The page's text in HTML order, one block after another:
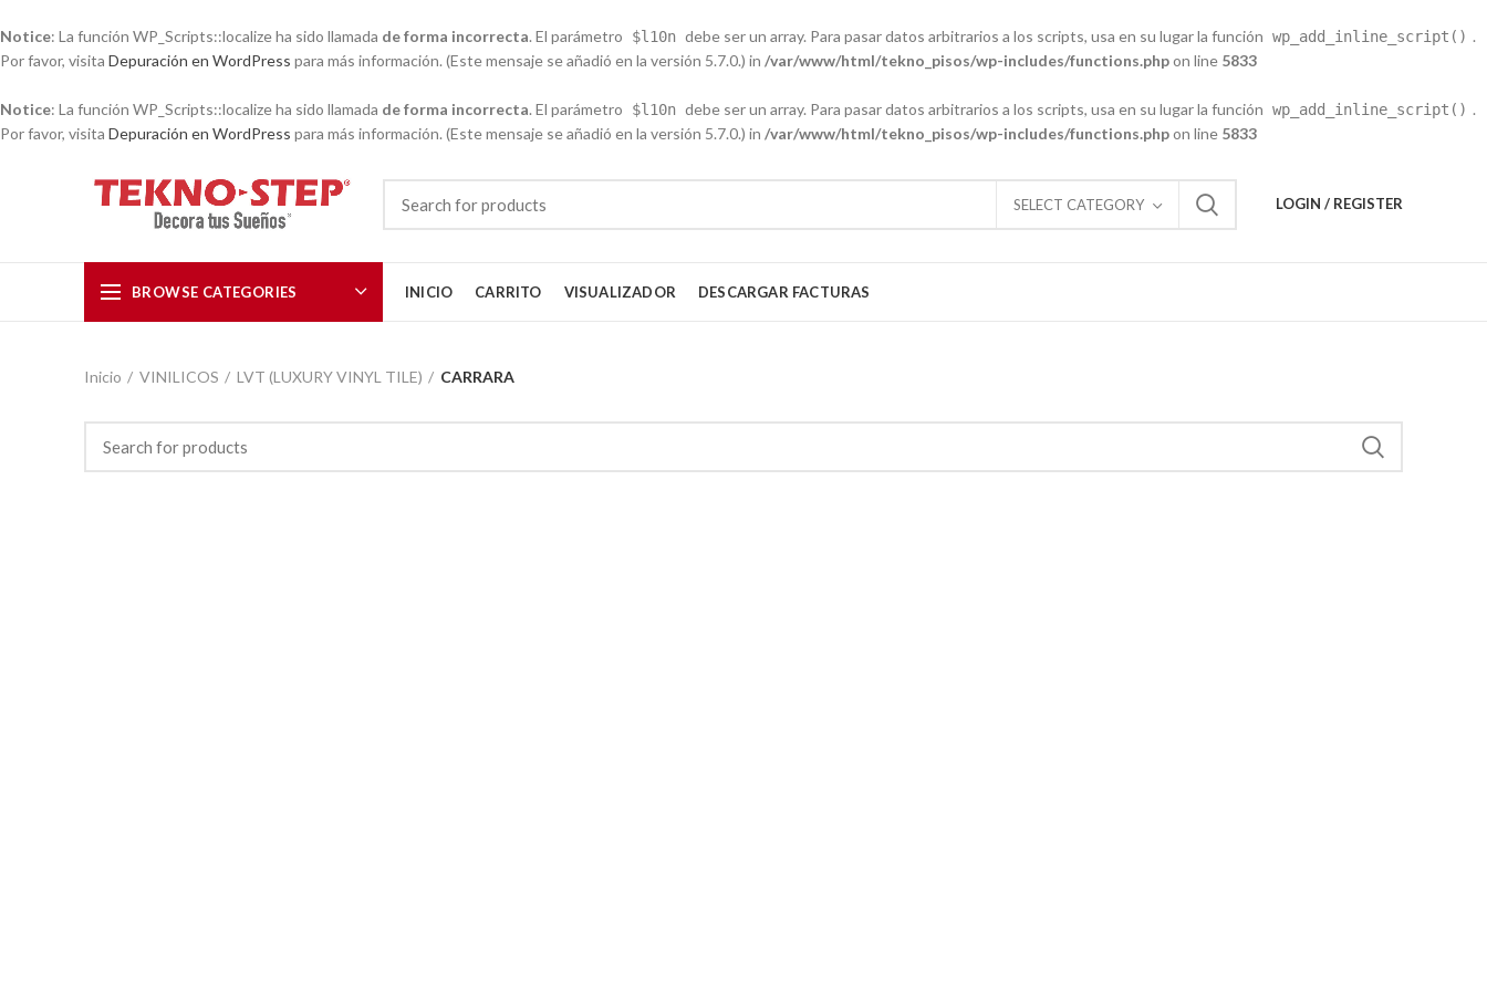
Notice: La función WP_Scripts::localize ha sido llamada de forma incorrecta. El parámetro $l10n debe ser un array. Para pasar datos arbitrarios a los scripts, usa en su lugar la función wp_add_inline_script() .
Por favor, visita Depuración en WordPress para más información. (Este mensaje se añadió en la versión 5.7.0.) in /var/www/html/tekno_pisos/wp-includes/functions.phpon line 5833
Notice: La función WP_Scripts::localize ha sido llamada de forma incorrecta. El parámetro $l10n debe ser un array. Para pasar datos arbitrarios a los scripts, usa en su lugar la función wp_add_inline_script() .
Por favor, visita Depuración en WordPress para más información. (Este mensaje se añadió en la versión 5.7.0.) in /var/www/html/tekno_pisos/wp-includes/functions.phpon line 5833
SELECT CATEGORY LOGIN / REGISTER
BROWSE CATEGORIES INICIO CARRITO VISUALIZADOR DESCARGAR FACTURAS
Inicio VINILICOS LVT (LUXURY VINYL TILE) CARRARA